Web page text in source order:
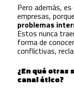
Pero además,
empresas,
problemas
Estos nunca
forma de
conflictivas,
¿En qué otras
canal ético?